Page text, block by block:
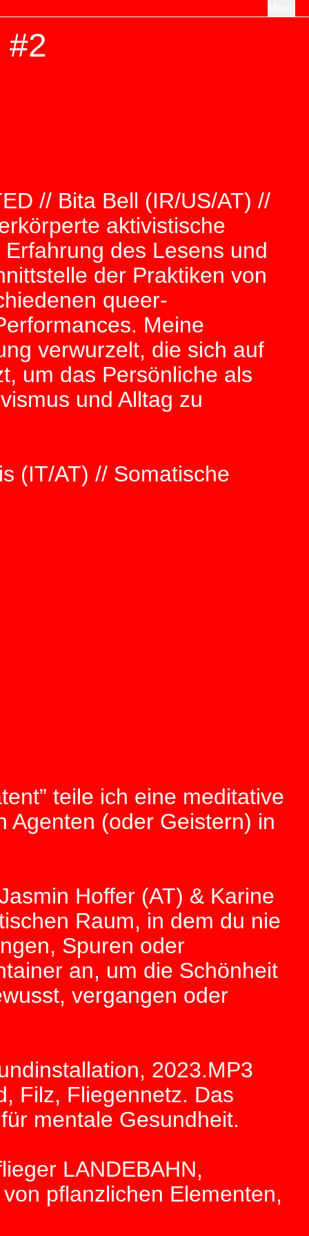
#2
// Bita Bell (IR/US/AT) //
aktivistische
des Lesens und
der Praktiken von
queer-
Meine
verwurzelt, die sich auf
um das Persönliche als
und Alltag zu
(IT/AT) // Somatische
teile ich eine meditative
Agenten (oder Geistern) in
Hoffer (AT) & Karine
Raum, in dem du nie
Spuren oder
an, um die Schönheit
vergangen oder
2023.MP3
Filz, Fliegennetz. Das
mentale Gesundheit.
LANDEBAHN,
pflanzlichen Elementen,